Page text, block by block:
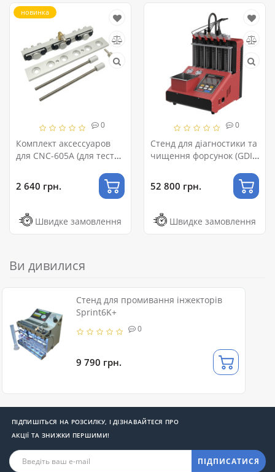
новинка
0
Комплект аксессуаров
для CNC-605A (для теста
герметичность сжатым
воздухом) LAUNCH
2 640 грн.
Швидке замовлення
0
Стенд для діагностики та
чищення форсунок (GDI,
52 800 грн.
Швидке замовлення
Ви дивилися
Стенд для промивання інжекторів
Sprint6K+
0
9 790 грн.
ПІДПИШІТЬСЯ НА РОЗСИЛКУ, І ДІЗНАВАЙТЕСЯ ПРО
АКЦІЇ ТА ЗНИЖКИ ПЕРШИМИ!
ПІДПИСАТИСЯ